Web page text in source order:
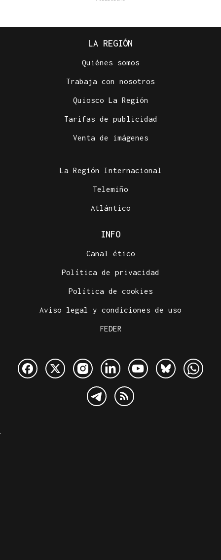
LA REGIÓN
Quiénes somos
Trabaja con nosotros
Quiosco La Región
Tarifas de publicidad
Venta de imágenes
La Región Internacional
Telemiño
Atlántico
INFO
Canal ético
Política de privacidad
Política de cookies
Aviso legal y condiciones de uso
FEDER